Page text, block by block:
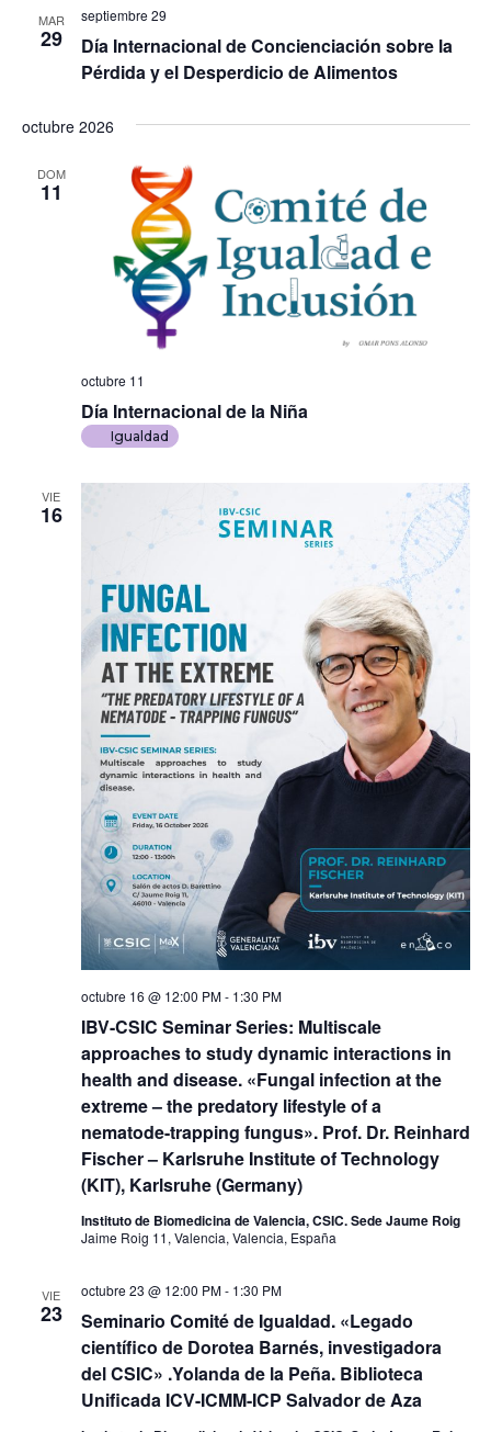
MAR
29
Día Internacional de Concienciación sobre la
Pérdida y el Desperdicio de Alimentos
septiembre 29
octubre 2026
DOM
11
Día Internacional de la Niña
octubre 11
Igualdad
VIE
16
IBV-CSIC Seminar Series: Multiscale
approaches to study dynamic interactions in
health and disease. «Fungal infection at the
extreme – the predatory lifestyle of a
nematode-trapping fungus». Prof. Dr. Reinhard
Fischer – Karlsruhe Institute of Technology
(KIT), Karlsruhe (Germany)
octubre 16 @ 12:00 PM- 1:30 PM
Instituto de Biomedicina de Valencia, CSIC. Sede Jaume Roig
Jaime Roig 11, Valencia, Valencia, España
VIE
23
Seminario Comité de Igualdad. «Legado
científico de Dorotea Barnés, investigadora
del CSIC» .Yolanda de la Peña. Biblioteca
Unificada ICV-ICMM-ICP Salvador de Aza
octubre 23 @ 12:00 PM- 1:30 PM